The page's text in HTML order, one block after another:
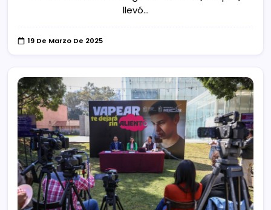
llevó…
19 De Marzo De 2025